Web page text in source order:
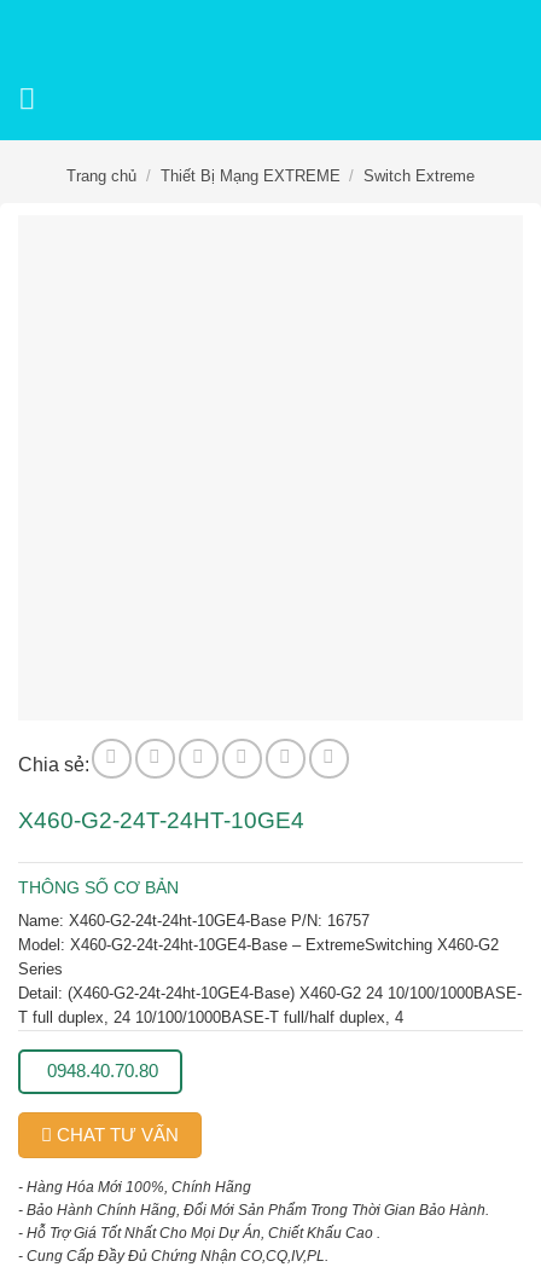
Trang chủ / Thiết Bị Mạng EXTREME / Switch Extreme
Chia sẻ:
X460-G2-24T-24HT-10GE4
THÔNG SỐ CƠ BẢN
Name: X460-G2-24t-24ht-10GE4-Base P/N: 16757
Model: X460-G2-24t-24ht-10GE4-Base – ExtremeSwitching X460-G2
Series
Detail: (X460-G2-24t-24ht-10GE4-Base) X460-G2 24 10/100/1000BASE-
T full duplex, 24 10/100/1000BASE-T full/half duplex, 4
0948.40.70.80
CHAT TƯ VẤN
- Hàng Hóa Mới 100%, Chính Hãng
- Bảo Hành Chính Hãng, Đổi Mới Sản Phẩm Trong Thời Gian Bảo Hành.
- Hỗ Trợ Giá Tốt Nhất Cho Mọi Dự Án, Chiết Khấu Cao .
- Cung Cấp Đầy Đủ Chứng Nhận CO,CQ,IV,PL.